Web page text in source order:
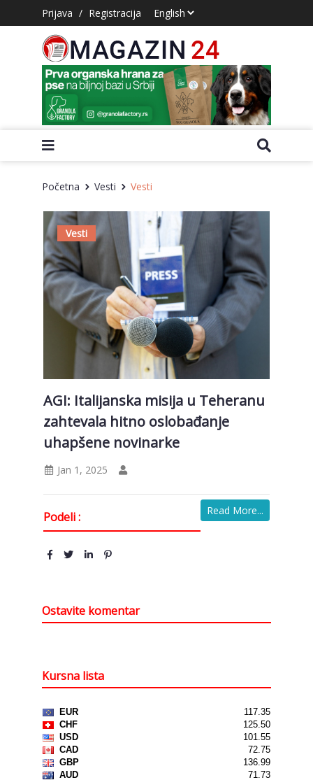
Prijava / Registracija
Početna Vesti Vesti
Vesti
AGI: Italijanska misija u Teheranu
zahtevala hitno oslobađanje
uhapšene novinarke
Jan 1, 2025
Read More...
Podeli :
Ostavite komentar
Kursna lista